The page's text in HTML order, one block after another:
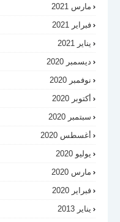
مارس 2021
فبراير 2021
يناير 2021
ديسمبر 2020
نوفمبر 2020
أكتوبر 2020
سبتمبر 2020
أغسطس 2020
يوليو 2020
مارس 2020
فبراير 2020
يناير 2013